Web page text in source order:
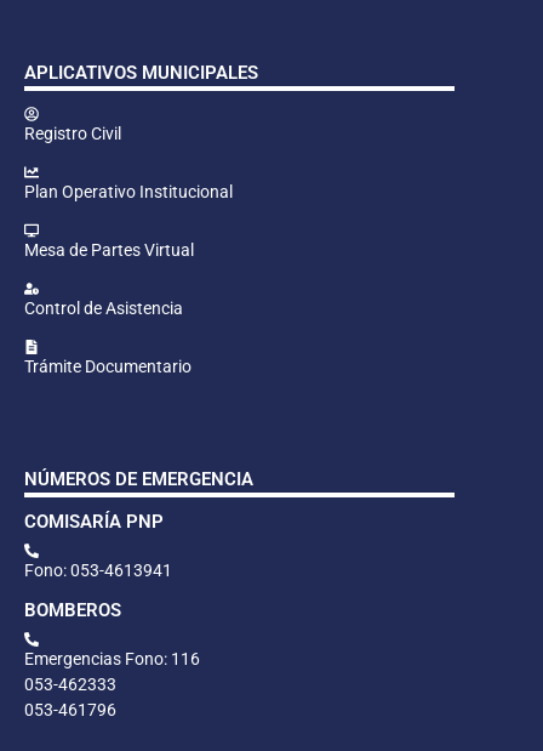
APLICATIVOS MUNICIPALES
Registro Civil
Plan Operativo Institucional
Mesa de Partes Virtual
Control de Asistencia
Trámite Documentario
NÚMEROS DE EMERGENCIA
COMISARÍA PNP
Fono: 053-4613941
BOMBEROS
Emergencias Fono: 116
053-462333
053-461796